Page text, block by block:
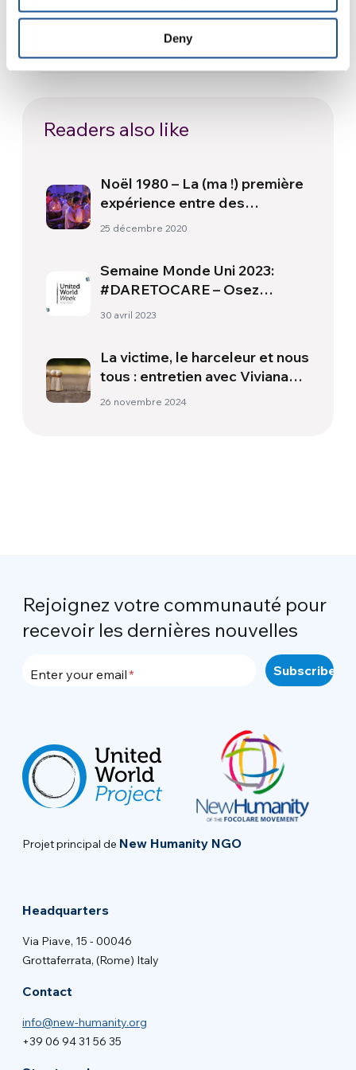
Deny
du monde : culture, identité et
politique hors du terrain
Readers also like
Noël 1980 – La (ma !) première
expérience entre des
personnes de différentes
25 décembre 2020
Semaine Monde Uni 2023:
#DARETOCARE – Osez
prendre soin des personnes et
30 avril 2023
La victime, le harceleur et nous
tous : entretien avec Viviana
Colonnetti
26 novembre 2024
Rejoignez votre communauté pour
recevoir les dernières nouvelles
Enter your email
Projet principal de New Humanity NGO
Headquarters
Via Piave, 15 - 00046
Grottaferrata, (Rome) Italy
Contact
info@new-humanity.org
+39 06 94 31 56 35